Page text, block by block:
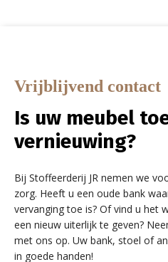
Vrijblijvend contact
Is uw meubel
vernieuwing?
Bij Stoffeerderij JR nemen we
zorg. Heeft u een oude bank
vervanging toe is? Of vind u het
een nieuw uiterlijk te geven?
met ons op. Uw bank, stoel of
in goede handen!